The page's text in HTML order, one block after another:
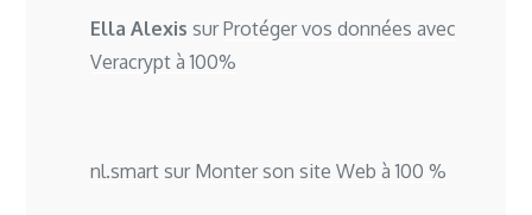
Ella Alexis surProtéger vos données avec
Veracrypt à 100%
nl.smart sur Monter son site Web à 100 %